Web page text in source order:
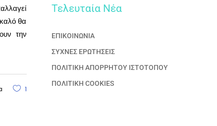
θα
την
1
Τελευταία Nέα
ΕΠΙΚΟΙΝΩΝΙΑ
ΣΥΧΝΕΣ ΕΡΩΤΗΣΕΙΣ
ΠΟΛΙΤΙΚΗ ΑΠΟΡΡΗΤΟΥ ΙΣΤΟΤΟΠΟΥ
ΠΟΛΙΤΙΚΗ COOKIES